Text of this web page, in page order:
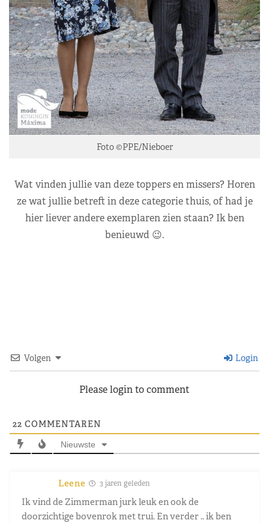
Foto ©PPE/Nieboer
Wat vinden jullie van deze toppers en missers? Horen
ze wat jullie betreft in deze categorie thuis, of had je
hier liever andere exemplaren zien staan? Ik ben
benieuwd 😉.
Volgen Login
Please login to comment
22 COMMENTAREN
Nieuwste
Leene 3 jaren geleden
Ik vind de Zimmerman jurk leuk en ook de
doorzichtige bovenrok met trui. En verder .. ik ben